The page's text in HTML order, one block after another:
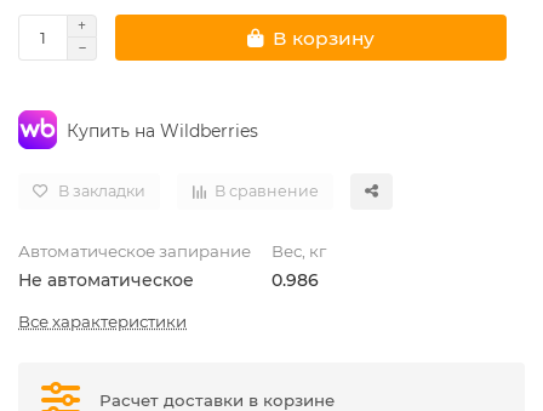
В корзину
Купить на Wildberries
В закладки В сравнение
Автоматическое запирание
Не автоматическое
Вес, кг
0.986
Все характеристики
Расчет доставки в корзине